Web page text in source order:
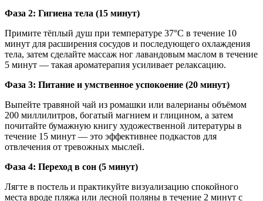
Фаза 2: Гигиена тела (15 минут)
Примите тёплый душ при температуре 37°C в течение 10
минут для расширения сосудов и последующего охлаждения
тела, затем сделайте массаж ног лавандовым маслом в течение
5 минут — такая ароматерапия усиливает релаксацию.
Фаза 3: Питание и умственное успокоение (20 минут)
Выпейте травяной чай из ромашки или валерианы объёмом
200 миллилитров, богатый магнием и глицином, а затем
почитайте бумажную книгу художественной литературы в
течение 15 минут — это эффективнее подкастов для
отвлечения от тревожных мыслей.
Фаза 4: Переход в сон (5 минут)
Лягте в постель и практикуйте визуализацию спокойного
места вроде пляжа или лесной поляны в течение 2 минут с